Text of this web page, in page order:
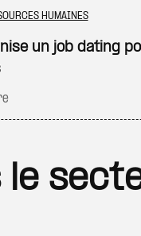
HUMAINES
un job dating
le